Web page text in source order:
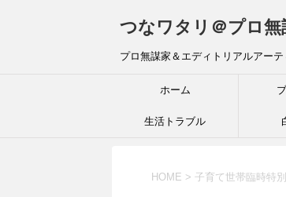
つなワタリ＠プロ無
プロ無謀家＆エディトリアルアー
ホーム
生活トラブル
HOME > 子育て世帯臨時特